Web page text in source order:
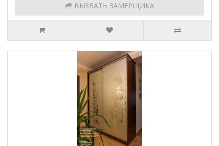
ВЫЗВАТЬ ЗАМЕРЩИКА